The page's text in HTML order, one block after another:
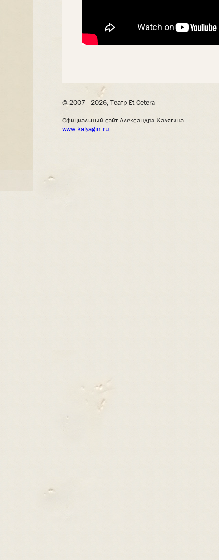
© 2007– 2026, Театр Et Cetera
Официальный сайт Александра Калягина
www.kalyagin.ru